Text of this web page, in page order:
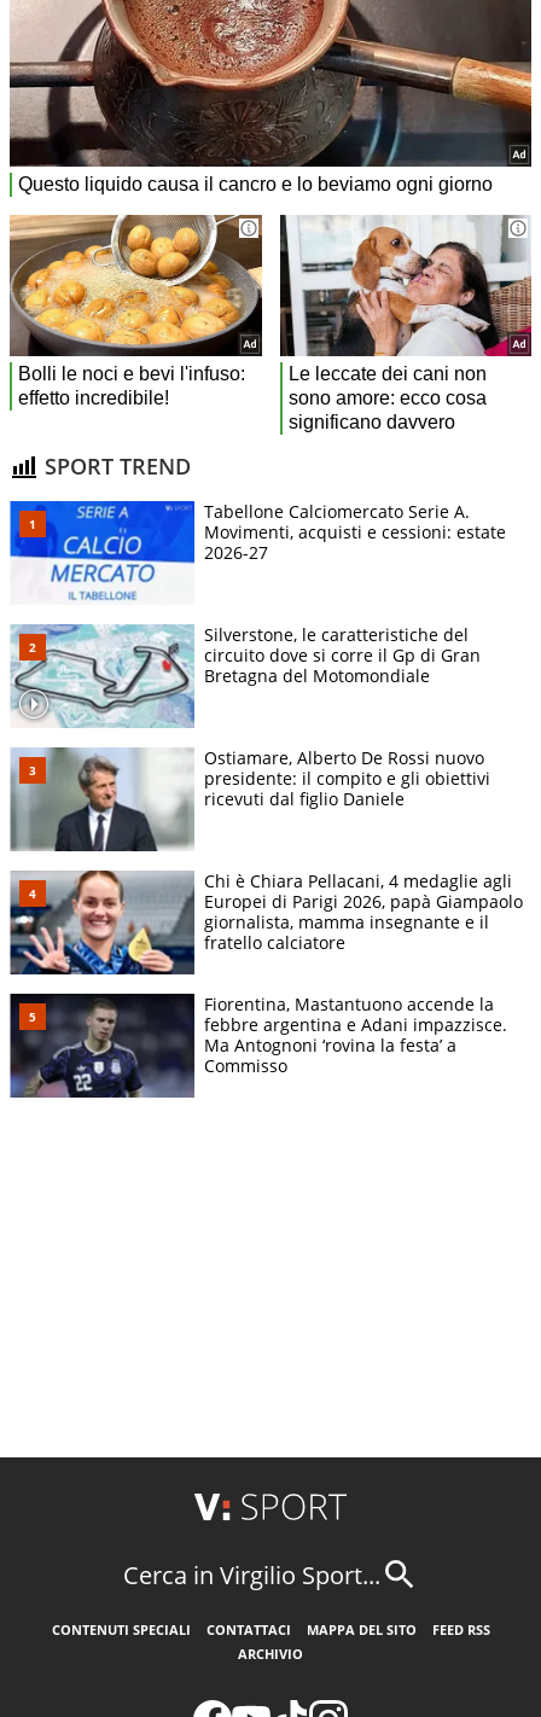
SPORT TREND
Tabellone Calciomercato Serie A.
Movimenti, acquisti e cessioni: estate
2026-27
Silverstone, le caratteristiche del
circuito dove si corre il Gp di Gran
Bretagna del Motomondiale
Ostiamare, Alberto De Rossi nuovo
presidente: il compito e gli obiettivi
ricevuti dal figlio Daniele
Chi è Chiara Pellacani, 4 medaglie agli
Europei di Parigi 2026, papà Giampaolo
giornalista, mamma insegnante e il
fratello calciatore
Fiorentina, Mastantuono accende la
febbre argentina e Adani impazzisce.
Ma Antognoni ‘rovina la festa’ a
Commisso
Cerca in Virgilio Sport...
CONTENUTI SPECIALI CONTATTACI MAPPA DEL SITO
FEED RSS
ARCHIVIO